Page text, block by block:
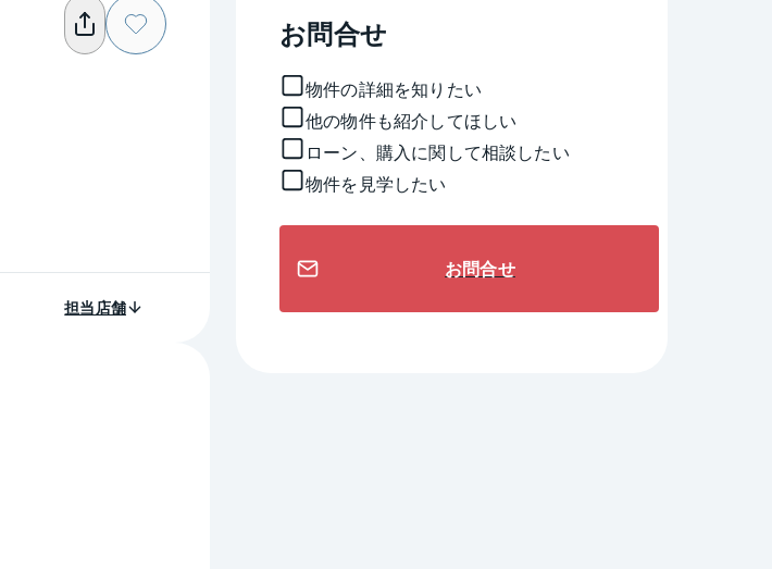
担当店舗
お問合せ
物件の詳細を知りたい
他の物件も紹介してほしい
ローン、購入に関して相談したい
物件を見学したい
お問合せ